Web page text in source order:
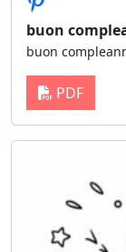
buon
buon
PDF